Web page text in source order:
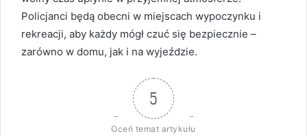
Policjanci będą obecni w miejscach wypoczynku i
rekreacji, aby każdy mógł czuć się bezpiecznie –
zarówno w domu, jak i na wyjeździe.
5
Oceń temat artykułu